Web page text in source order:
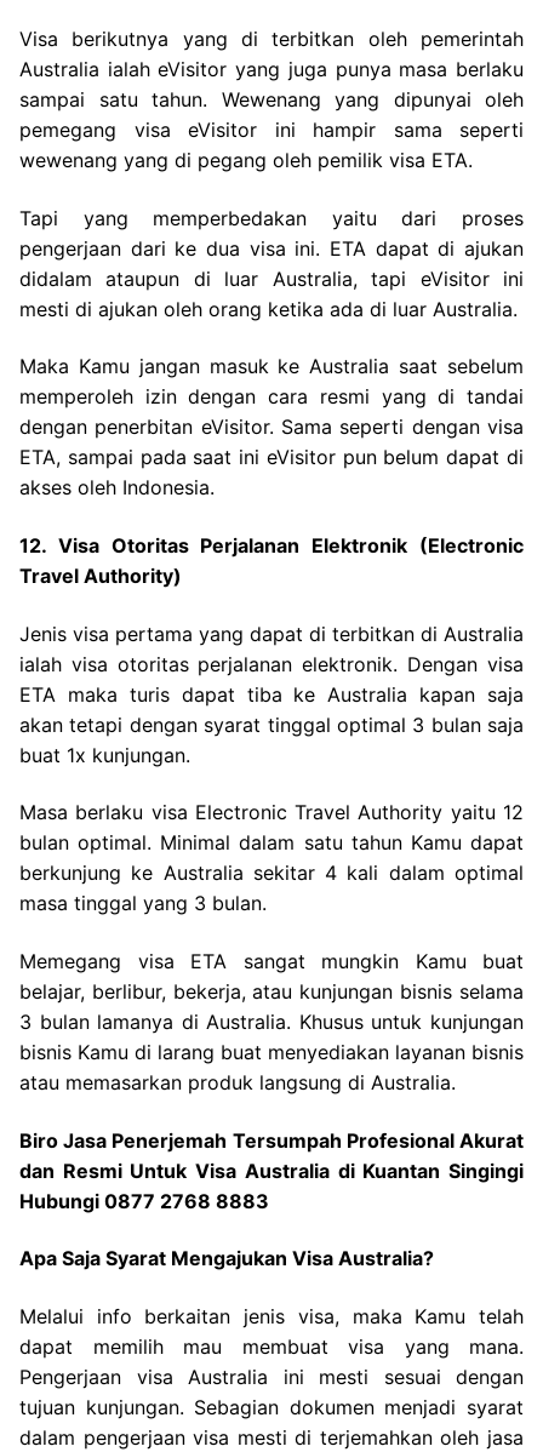
Visa berikutnya yang di terbitkan oleh pemerintah
Australia ialah eVisitor yang juga punya masa berlaku
sampai satu tahun. Wewenang yang dipunyai oleh
pemegang visa eVisitor ini hampir sama seperti
wewenang yang di pegang oleh pemilik visa ETA.
Tapi yang memperbedakan yaitu dari proses
pengerjaan dari ke dua visa ini. ETA dapat di ajukan
didalam ataupun di luar Australia, tapi eVisitor ini
mesti di ajukan oleh orang ketika ada di luar Australia.
Maka Kamu jangan masuk ke Australia saat sebelum
memperoleh izin dengan cara resmi yang di tandai
dengan penerbitan eVisitor. Sama seperti dengan visa
ETA, sampai pada saat ini eVisitor pun belum dapat di
akses oleh Indonesia.
12. Visa Otoritas Perjalanan Elektronik (Electronic
Travel Authority)
Jenis visa pertama yang dapat di terbitkan di Australia
ialah visa otoritas perjalanan elektronik. Dengan visa
ETA maka turis dapat tiba ke Australia kapan saja
akan tetapi dengan syarat tinggal optimal 3 bulan saja
buat 1x kunjungan.
Masa berlaku visa Electronic Travel Authority yaitu 12
bulan optimal. Minimal dalam satu tahun Kamu dapat
berkunjung ke Australia sekitar 4 kali dalam optimal
masa tinggal yang 3 bulan.
Memegang visa ETA sangat mungkin Kamu buat
belajar, berlibur, bekerja, atau kunjungan bisnis selama
3 bulan lamanya di Australia. Khusus untuk kunjungan
bisnis Kamu di larang buat menyediakan layanan bisnis
atau memasarkan produk langsung di Australia.
Biro Jasa Penerjemah Tersumpah Profesional Akurat
dan Resmi Untuk Visa Australia di Kuantan Singingi
Hubungi 0877 2768 8883
Apa Saja Syarat Mengajukan Visa Australia?
Melalui info berkaitan jenis visa, maka Kamu telah
dapat memilih mau membuat visa yang mana.
Pengerjaan visa Australia ini mesti sesuai dengan
tujuan kunjungan. Sebagian dokumen menjadi syarat
dalam pengerjaan visa mesti di terjemahkan oleh jasa